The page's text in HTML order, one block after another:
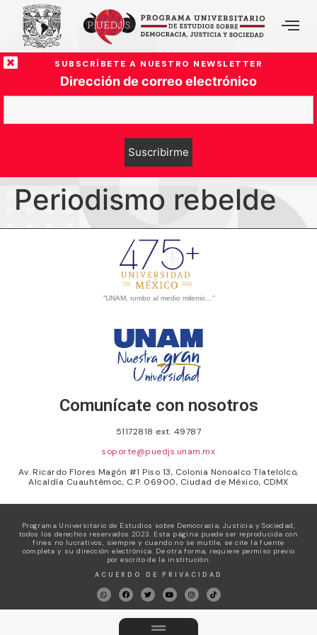
SUBSCRÍBETE A NUESTRO NEWSLETTER
Dirección de correo electrónico
Periodismo rebelde
“UNAM, rumbo al medio milenio…”
Comunícate con nosotros
51172818 ext. 49787
soporte@puedjs.unam.mx
Av. Ricardo Flores Magón #1 Piso 13, Colonia Nonoalco Tlatelolco,
Alcaldía Cuauhtémoc, C.P. 06900, Ciudad de México, CDMX
Programa Universitario de Estudios sobre Democracia, Justicia y Sociedad,
todos los derechos reservados 2023. Esta página puede ser reproducida con
fines no lucrativos, siempre y cuando no se mutile, se cite la fuente
completa y su dirección electrónica. De otra forma, requiere permiso previo
por escrito de la institución.
ACUERDO DE PRIVACIDAD